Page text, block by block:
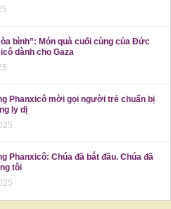
bình”: Món quà cuối cùng của Đức
dành cho Gaza
Phanxicô mời gọi người trẻ chuẩn bị
ly dị
Phanxicô: Chúa đã bắt đầu. Chúa đã
tôi